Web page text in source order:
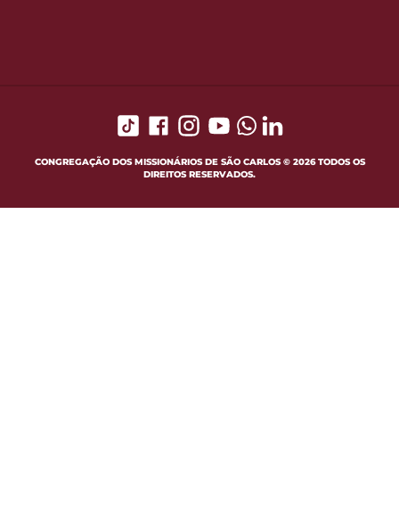
CONGREGAÇÃO DOS MISSIONÁRIOS DE SÃO CARLOS © 2026 TODOS OS
DIREITOS RESERVADOS.